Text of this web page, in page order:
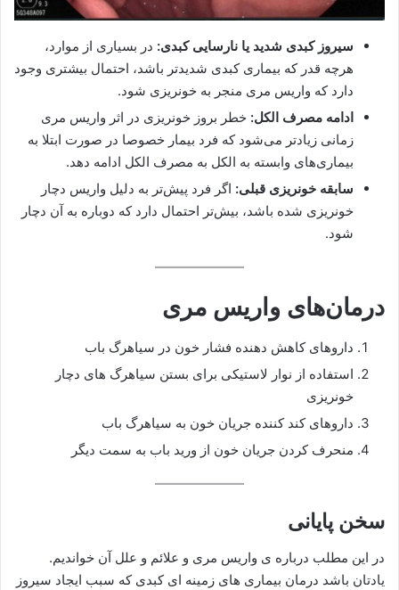
سیروز کبدی شدید یا نارسایی کبدی: در بسیاری از موارد،
هرچه قدر که بیماری کبدی شدیدتر باشد، احتمال بیشتری وجود
دارد که واریس مری منجر به خونریزی شود.
ادامه مصرف الکل: خطر بروز خونریزی در اثر واریس مری
زمانی زیادتر می‌شود که فرد بیمار خصوصا در صورت ابتلا به
بیماری‌های وابسته به الکل به مصرف الکل ادامه دهد.
سابقه خونریزی قبلی: اگر فرد پیش‌تر به دلیل واریس دچار
خونریزی شده باشد، بیش‌تر احتمال دارد که دوباره به آن دچار
شود.
درمان‌های واریس مری
داروهای کاهش دهنده فشار خون در سیاهرگ باب
استفاده از نوار لاستیکی برای بستن سیاهرگ های دچار
خونریزی
داروهای کند کننده جریان خون به سیاهرگ باب
منحرف کردن جریان خون از ورید باب به سمت دیگر
سخن پایانی
در این مطلب درباره‌ ی واریس مری و علائم و علل آن خواندیم.
یادتان باشد درمان بیماری های زمینه ای کبدی که سبب ایجاد سیروز